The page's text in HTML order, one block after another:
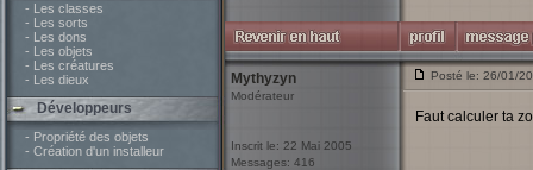
- Les classes
- Les sorts
- Les dons
- Les objets
- Les créatures
- Les dieux
Développeurs
- Propriété des objets
- Création d'un installeur
Mythyzyn
Modérateur
Inscrit le: 22 Mai 2005
Messages: 416
Posté le: 26/01/
Faut calculer ta